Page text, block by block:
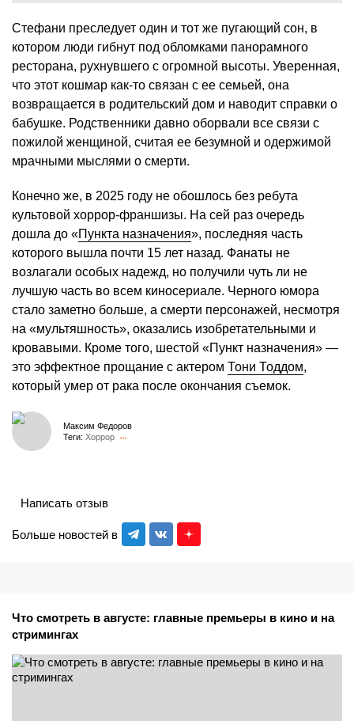
Стефани преследует один и тот же пугающий сон, в
котором люди гибнут под обломками панорамного
ресторана, рухнувшего с огромной высоты. Уверенная,
что этот кошмар как-то связан с ее семьей, она
возвращается в родительский дом и наводит справки о
бабушке. Родственники давно оборвали все связи с
пожилой женщиной, считая ее безумной и одержимой
мрачными мыслями о смерти.
Конечно же, в 2025 году не обошлось без ребута
культовой хоррор-франшизы. На сей раз очередь
дошла до «Пункта назначения», последняя часть
которого вышла почти 15 лет назад. Фанаты не
возлагали особых надежд, но получили чуть ли не
лучшую часть во всем киносериале. Черного юмора
стало заметно больше, а смерти персонажей, несмотря
на «мультяшность», оказались изобретательными и
кровавыми. Кроме того, шестой «Пункт назначения» —
это эффектное прощание с актером Тони Тоддом,
который умер от рака после окончания съемок.
Максим Федоров
Теги: Хоррор
Больше новостей в
Написать отзыв
Что смотреть в августе: главные премьеры в кино и на
стримингах